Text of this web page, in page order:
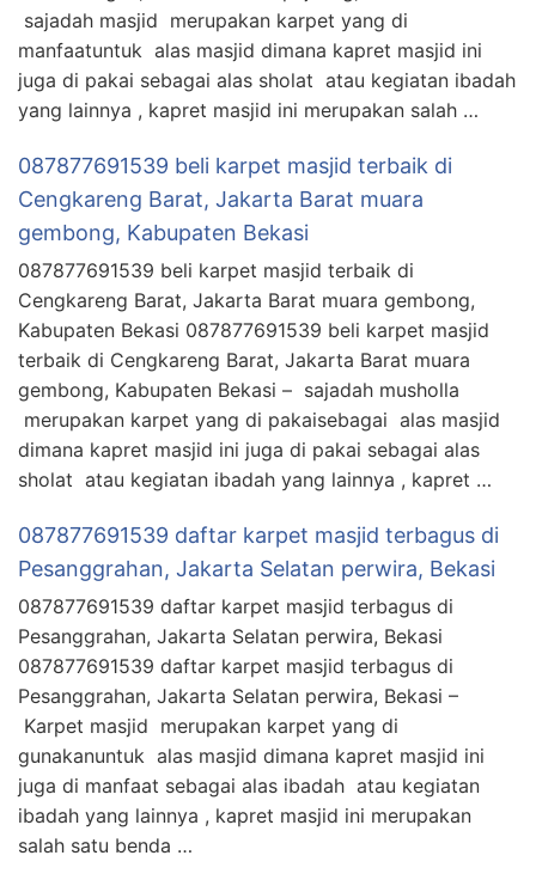
sajadah masjid merupakan karpet yang di
manfaatuntuk alas masjid dimana kapret masjid ini
juga di pakai sebagai alas sholat atau kegiatan ibadah
yang lainnya , kapret masjid ini merupakan salah …
087877691539 beli karpet masjid terbaik di
Cengkareng Barat, Jakarta Barat muara
gembong, Kabupaten Bekasi
087877691539 beli karpet masjid terbaik di
Cengkareng Barat, Jakarta Barat muara gembong,
Kabupaten Bekasi 087877691539 beli karpet masjid
terbaik di Cengkareng Barat, Jakarta Barat muara
gembong, Kabupaten Bekasi – sajadah musholla
merupakan karpet yang di pakaisebagai alas masjid
dimana kapret masjid ini juga di pakai sebagai alas
sholat atau kegiatan ibadah yang lainnya , kapret …
087877691539 daftar karpet masjid terbagus di
Pesanggrahan, Jakarta Selatan perwira, Bekasi
087877691539 daftar karpet masjid terbagus di
Pesanggrahan, Jakarta Selatan perwira, Bekasi
087877691539 daftar karpet masjid terbagus di
Pesanggrahan, Jakarta Selatan perwira, Bekasi –
Karpet masjid merupakan karpet yang di
gunakanuntuk alas masjid dimana kapret masjid ini
juga di manfaat sebagai alas ibadah atau kegiatan
ibadah yang lainnya , kapret masjid ini merupakan
salah satu benda …